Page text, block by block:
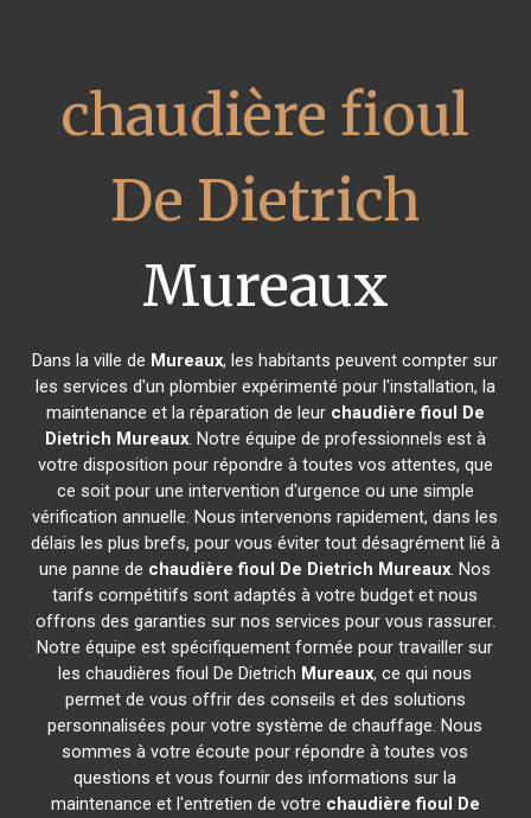
chaudière fioul
De Dietrich
Mureaux
Dans la ville de Mureaux, les habitants peuvent compter sur
les services d'un plombier expérimenté pour l'installation, la
maintenance et la réparation de leur chaudière fioul De
Dietrich Mureaux. Notre équipe de professionnels est à
votre disposition pour répondre à toutes vos attentes, que
ce soit pour une intervention d'urgence ou une simple
vérification annuelle. Nous intervenons rapidement, dans les
délais les plus brefs, pour vous éviter tout désagrément lié à
une panne de chaudière fioul De Dietrich Mureaux. Nos
tarifs compétitifs sont adaptés à votre budget et nous
offrons des garanties sur nos services pour vous rassurer.
Notre équipe est spécifiquement formée pour travailler sur
les chaudières fioul De Dietrich Mureaux, ce qui nous
permet de vous offrir des conseils et des solutions
personnalisées pour votre système de chauffage. Nous
sommes à votre écoute pour répondre à toutes vos
questions et vous fournir des informations sur la
maintenance et l'entretien de votre chaudière fioul De